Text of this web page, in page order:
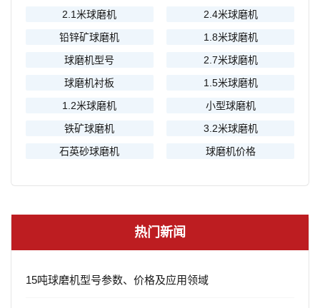
2.1米球磨机
2.4米球磨机
铅锌矿球磨机
1.8米球磨机
球磨机型号
2.7米球磨机
球磨机衬板
1.5米球磨机
1.2米球磨机
小型球磨机
铁矿球磨机
3.2米球磨机
石英砂球磨机
球磨机价格
热门新闻
15吨球磨机型号参数、价格及应用领域